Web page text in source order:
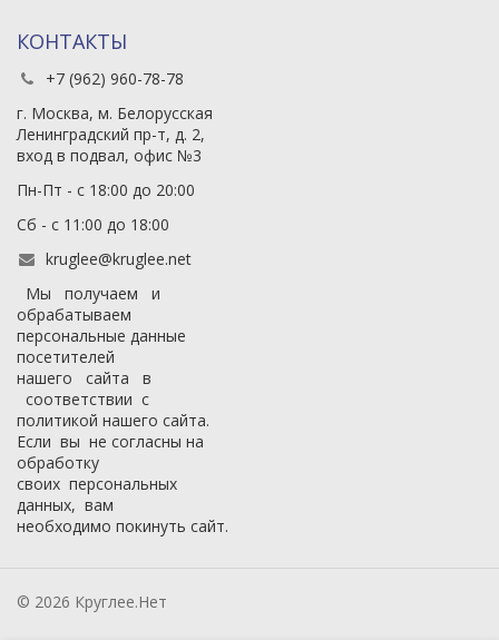
КОНТАКТЫ
+7 (962) 960-78-78
г. Москва, м. Белорусская
Ленинградский пр-т, д. 2,
вход в подвал, офис №3
Пн-Пт - с 18:00 до 20:00
Сб - с 11:00 до 18:00
kruglee@kruglee.net
Мы получаем и
обрабатываем
персональные данные
посетителей
нашего сайта в
соответствии с
политикой нашего сайта.
Если вы не согласны на
обработку
своих персональных
данных, вам
необходимо покинуть сайт.
© 2026 Круглее.Нет